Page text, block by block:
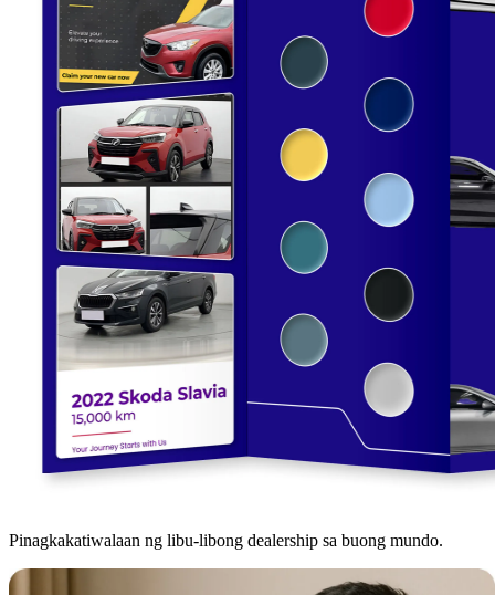
Pinagkakatiwalaan ng libu-libong dealership sa buong mundo.